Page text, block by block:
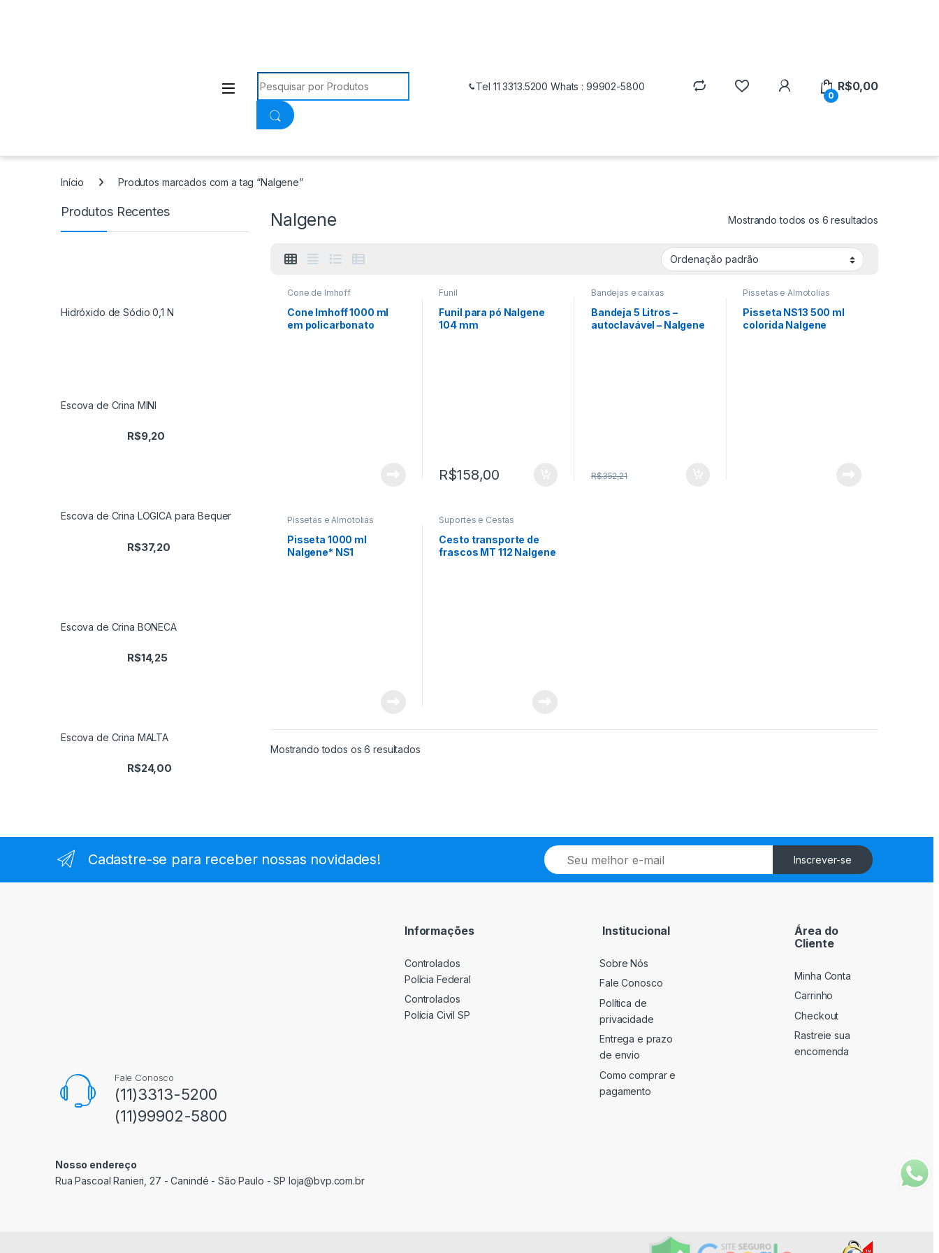
Procurar:
Tel 11 3313.5200 Whats : 99902-5800
0
R$0,00
Início Produtos marcados com a tag “Nalgene”
Nalgene Mostrando todos os 6 resultados
Cone de Imhoff
Cone Imhoff 1000 ml
em policarbonato
Funil
Funil para pó Nalgene
104 mm
R$158,00
Bandejas e caixas
Bandeja 5 Litros –
autoclavável – Nalgene
R$352,21
Pissetas e Almotolias
Pisseta NS13 500 ml
colorida Nalgene
Pissetas e Almotolias
Pisseta 1000 ml
Nalgene* NS1
Suportes e Cestas
Cesto transporte de
frascos MT 112 Nalgene
Mostrando todos os 6 resultados
Produtos Recentes
Hidróxido de Sódio 0,1 N
Escova de Crina MINI
R$9,20
Escova de Crina LOGICA para Bequer
R$37,20
Escova de Crina BONECA
R$14,25
Escova de Crina MALTA
R$24,00
Cadastre-se para receber nossas novidades!
E
m
a
Inscrever-se
Fale Conosco
(11)3313-5200
(11)99902-5800
Nosso endereço
Rua Pascoal Ranieri, 27 - Canindé - São Paulo - SP loja@bvp.com.br
Informações
Controlados
Polícia Federal
Controlados
Polícia Civil SP
Institucional
Sobre Nós
Fale Conosco
Política de
privacidade
Entrega e prazo
de envio
Como comprar e
pagamento
Área do
Cliente
Minha Conta
Carrinho
Checkout
Rastreie sua
encomenda